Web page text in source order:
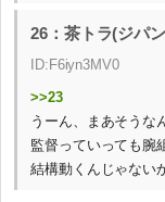
26：茶トラ(ジパ
ID:F6iyn3MV0
>>23
うーん、まあそうな
監督っていっても腕
結構動くんじゃない